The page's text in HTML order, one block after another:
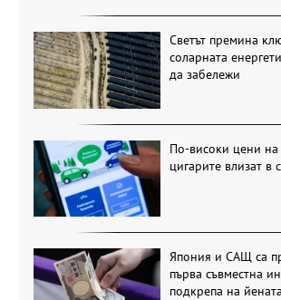
Светът премина
соларната
да забележи
По-високи цени на
цигарите влизат в
Япония и САЩ са
първа съвместна
подкрепа на